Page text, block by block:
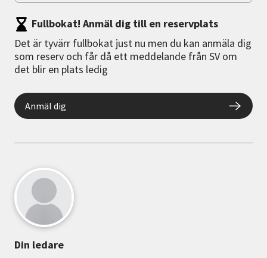
Fullbokat! Anmäl dig till en reservplats
Det är tyvärr fullbokat just nu men du kan anmäla dig
som reserv och får då ett meddelande från SV om
det blir en plats ledig
Anmäl dig
Din ledare